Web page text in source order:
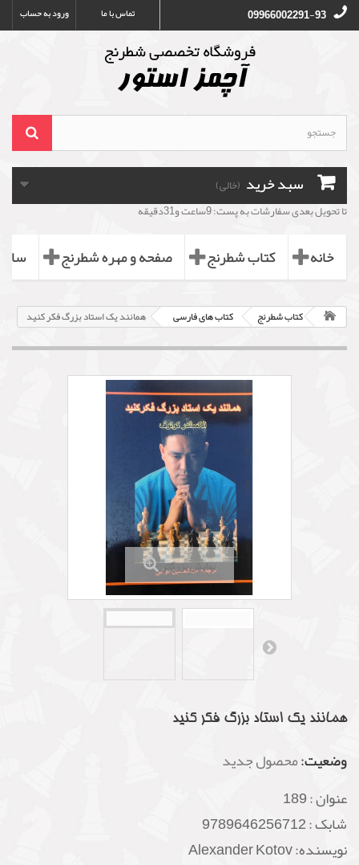
ورود به حساب تماس با ما 09966002291-93
سبد خرید (خالی)
تا تحویل بعدی سفارشات به پست: 9ساعت و31دقیقه
خانه کتاب شطرنج صفحه و مهره شطرنج
کتاب شطرنج کتاب های فارسی همانند یک استاد بزرگ فکر کنید
نمایش بزرگتر
همانند یک استاد بزرگ فکر کنید
وضعیت:محصول جدید
عنوان :189
شابک :9789646256712
نویسنده: Alexander Kotov